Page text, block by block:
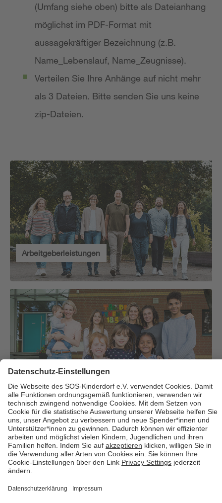
(Umfang siehe oben) bitte als Dateianhang
möglichst im PDF-Format mit
aussagekräftiger Bezeichnung (z.B.
Name_Lebenslauf, Name_Zeugnisse).
Verteilen Sie Ihre Anhänge auf nicht mehr
als 3 Dateien. Bitte senden Sie uns keine
zip-Dateien.
Arbeitgeberleistungen